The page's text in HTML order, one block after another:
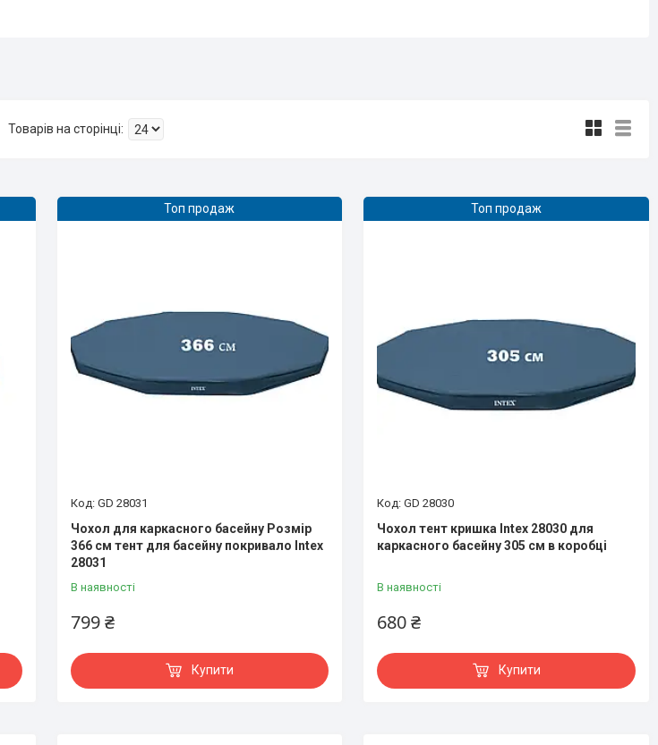
Топ продаж
GD 28031
Чохол для каркасного басейну Розмір
366 см тент для басейну покривало Intex
28031
В наявності
799 ₴
Купити
Топ продаж
GD 28030
Чохол тент кришка Intex 28030 для
каркасного басейну 305 см в коробці
В наявності
680 ₴
Купити